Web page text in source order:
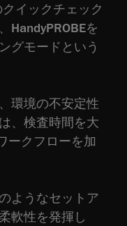
イックチェック
HandyPROBEを
グモードという
環境の不安定性
、検査時間を大
ークフローを加
ようなセットア
軟性を発揮し